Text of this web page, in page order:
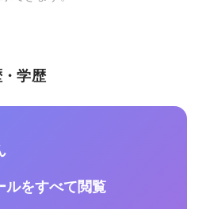
学歴
ルをすべて閲覧